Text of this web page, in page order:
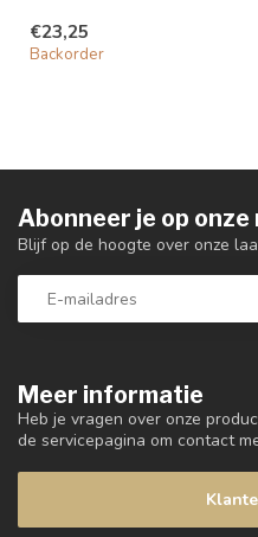
€23,25
Backorder
Meer informatie
Heb je vragen over onze
de servicepagina om contact
Abonneer je op
Blijf op de hoogte over onze